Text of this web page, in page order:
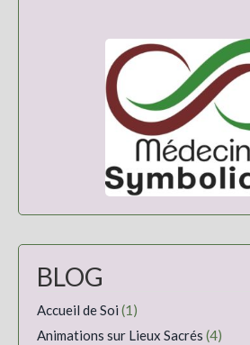
BLOG
Accueil de Soi (1)
Animations sur Lieux Sacrés (4)